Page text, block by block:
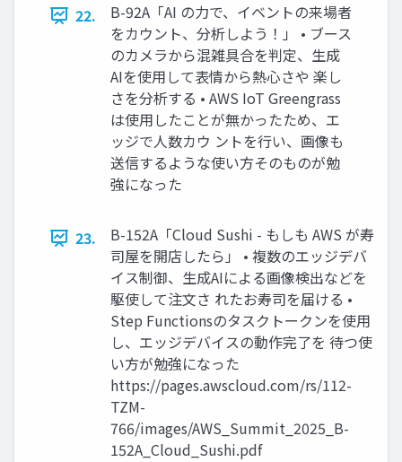
22.
B-92A「AI の力で、イベントの来場者
をカウント、分析しよう！」 • ブース
のカメラから混雑具合を判定、生成
AIを使用して表情から熱心さや 楽し
さを分析する • AWS IoT Greengrass
は使用したことが無かったため、エ
ッジで人数カウ ントを行い、画像も
送信するような使い方そのものが勉
強になった
23.
B-152A「Cloud Sushi - もしも AWS が寿
司屋を開店したら」 • 複数のエッジデバ
イス制御、生成AIによる画像検出などを
駆使して注文さ れたお寿司を届ける •
Step Functionsのタスクトークンを使用
し、エッジデバイスの動作完了を 待つ使
い方が勉強になった
https://pages.awscloud.com/rs/112-
TZM-
766/images/AWS_Summit_2025_B-
152A_Cloud_Sushi.pdf